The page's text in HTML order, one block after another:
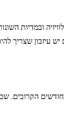
ובמדיות
עיזבון שצריך